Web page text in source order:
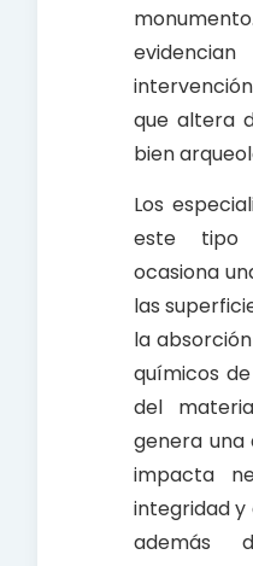
que altera
bien
Los
este tipo
ocasiona
las
la
químicos
del
genera una
impacta
integridad y
además